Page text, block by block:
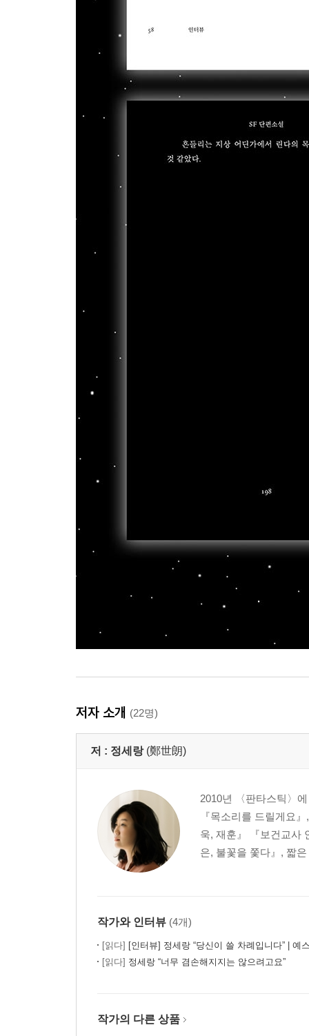
저자 소개 (22명)
저 : 정세랑 (鄭世朗)
2010년 〈판타스틱〉
『목소리를 드릴게요
욱, 재훈』 『보건교사
은, 불꽃을 쫓다』, 짧
작가와 인터뷰 (4개)
[읽다] [인터뷰] 정세랑 “당신이 쓸 차례입니다” | 예
[읽다] 정세랑 “너무 겸손해지지는 않으려고요”
작가의 다른 상품